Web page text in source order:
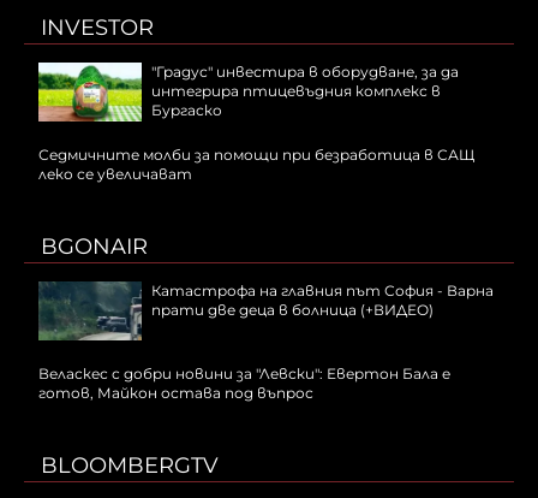
INVESTOR
"Градус" инвестира в оборудване, за да
интегрира птицевъдния комплекс в
Бургаско
Седмичните молби за помощи при безработица в САЩ
леко се увеличават
BGONAIR
Катастрофа на главния път София - Варна
прати две деца в болница (+ВИДЕО)
Веласкес с добри новини за "Левски": Евертон Бала е
готов, Майкон остава под въпрос
BLOOMBERGTV